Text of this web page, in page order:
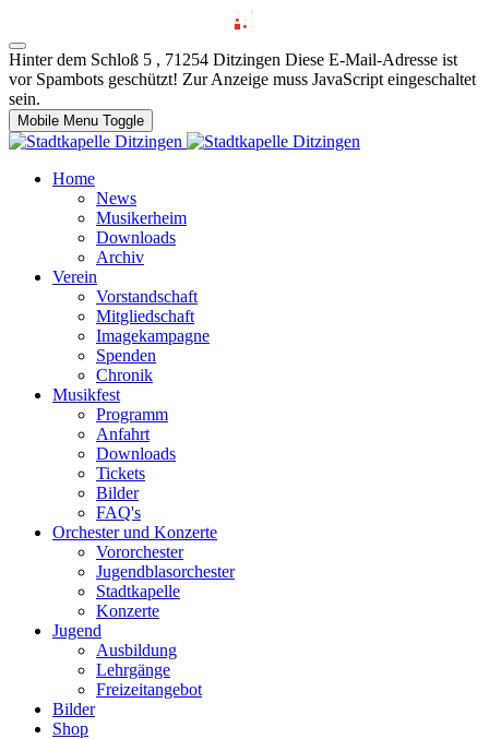
Hinter dem Schloß 5 , 71254 Ditzingen Diese E-Mail-Adresse ist
vor Spambots geschützt! Zur Anzeige muss JavaScript eingeschaltet
sein.
Mobile Menu Toggle
Home
News
Musikerheim
Downloads
Archiv
Verein
Vorstandschaft
Mitgliedschaft
Imagekampagne
Spenden
Chronik
Musikfest
Programm
Anfahrt
Downloads
Tickets
Bilder
FAQ's
Orchester und Konzerte
Vororchester
Jugendblasorchester
Stadtkapelle
Konzerte
Jugend
Ausbildung
Lehrgänge
Freizeitangebot
Bilder
Shop